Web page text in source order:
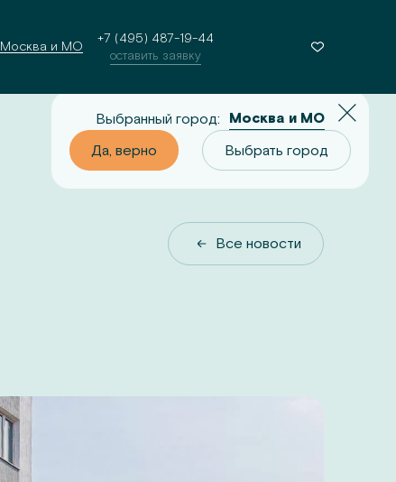
Москва и МО
+7 (495) 487-19-44
оставить заявку
Все новости
Выбранный город: Москва и МО
Да, верно
Выбрать город Выбрать город